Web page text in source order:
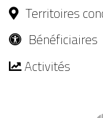
Territoires
Bénéficiaires
Activités